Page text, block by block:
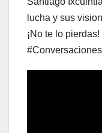
lucha y sus
¡No te lo